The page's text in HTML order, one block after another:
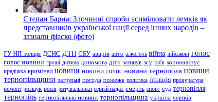
Степан Барна: Злочинні спроби асимілювати лемків як
представників української нації серед інших народів –
зазнали фіаско (фото)
ГУ НП поліція ДСНС ДТП СБУ аварія авто алкоголь війна військові голос
голос новини гроші дитина допомога діти загинув зсу київ коронавірус
крадіжка кримінал новини новини голос новини тернополя новини
тернопільщини патрульні погода пожежа політика поліція прокуратура
ремонт розшук росія рятувальники сергій надал смерть спорт суд тернопілля
тернопіль тернопільські новини тернопільщина україна чортків